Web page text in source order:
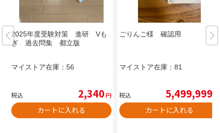
2025年度受験対策 進研 Vも
ぎ 過去問集 都立版
マイストア在庫： 56
税込 2,340円
カートに入れる
ごりんご様 確認用
マイストア在庫： 81
税込 5,499,999
カートに入れる